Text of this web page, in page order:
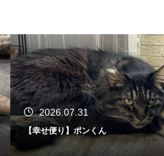
2026.07.27
【幸せ便り】リズちゃん